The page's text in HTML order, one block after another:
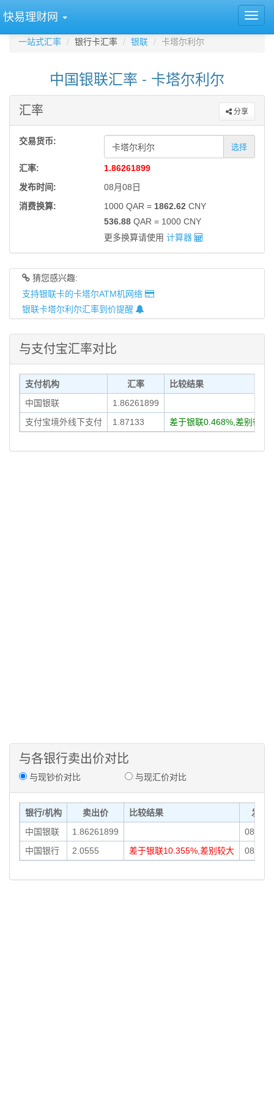
快易理财网
一站式汇率 银行卡汇率 银联 卡塔尔利尔
中国银联汇率 - 卡塔尔利尔
分享
汇率
交易货币:
选择
汇率:
1.86261899
发布时间:
08月08日
消费换算:
1000 QAR = 1862.62 CNY
536.88QAR = 1000 CNY
更多换算请使用 计算器
猜您感兴趣:
支持银联卡的卡塔尔ATM机网络
银联卡塔尔利尔汇率到价提醒
与支付宝汇率对比
支付机构 汇率
比较结果
中国银联
1.86261899
支付宝境外线下支付
1.87133 差于银联0.468%,差别很小
与各银行卖出价对比
与现钞价对比 与现汇价对比
银行/机构 卖出价 比较结果
发布
中国银联
1.86261899 08-08
中国银行
2.0555 差于银联10.355%,差别较大 08-08